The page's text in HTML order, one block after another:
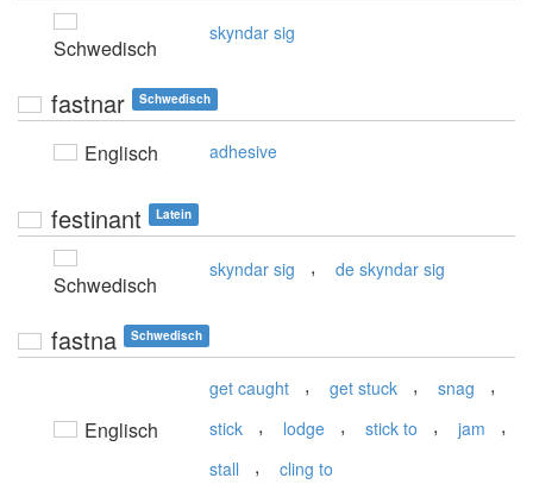
Schwedisch
skyndar sig
fastnar Schwedisch
Englisch adhesive
festinant Latein
Schwedisch
skyndar sig , de skyndar sig
fastna Schwedisch
Englisch
get caught , get stuck , snag ,
stick , lodge , stick to , jam ,
stall , cling to